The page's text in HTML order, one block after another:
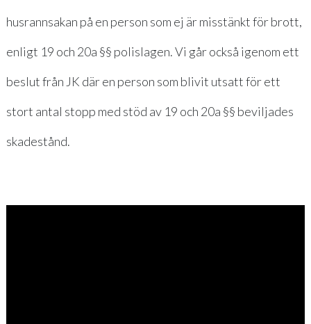
husrannsakan på en person som ej är misstänkt för brott,
enligt 19 och 20a §§ polislagen. Vi går också igenom ett
beslut från JK där en person som blivit utsatt för ett
stort antal stopp med stöd av 19 och 20a §§ beviljades
skadestånd.